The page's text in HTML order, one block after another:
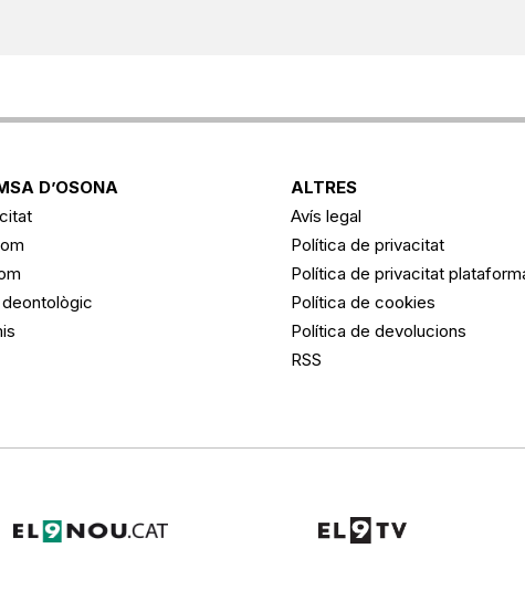
D’OSONA
ALTRES
Avís legal
Política de privacitat
Política de privacitat
Política de cookies
Política de devolucions
RSS